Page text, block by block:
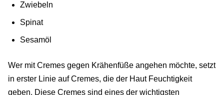
Zwiebeln
Spinat
Sesamöl
Wer mit Cremes gegen Krähenfüße angehen möchte, setzt
in erster Linie auf Cremes, die der Haut Feuchtigkeit
geben. Diese Cremes sind eines der wichtigsten